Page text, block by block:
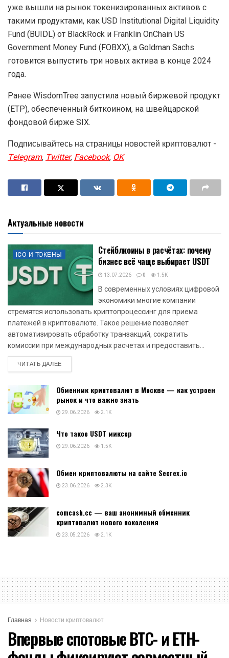
уже вышли на рынок токенизированных активов с
такими продуктами, как USD Institutional Digital Liquidity
Fund (BUIDL) от BlackRock и Franklin OnChain US
Government Money Fund (FOBXX), а Goldman Sachs
готовится выпустить три новых актива в конце 2024
года.
Ранее WisdomTree запустила новый биржевой продукт
(ETP), обеспеченный биткоином, на швейцарской
фондовой бирже SIX.
Подписывайтесь на страницы новостей криптовалют -
Telegram,Twitter,Facebook,OK
Актуальные новости
ICO И ТОКЕНЫ
Стейблкоины в расчётах: почему
бизнес всё чаще выбирает USDT
13.07.2026 0 1.5K
В современных условиях цифровой
экономики многие компании
стремятся использовать криптопроцессинг для приема
платежей в криптовалюте. Такое решение позволяет
автоматизировать обработку транзакций, сократить
комиссии при международных расчетах и предоставить...
ЧИТАТЬ ДАЛЕЕDETAILS
Обменник криптовалют в Москве — как устроен
рынок и что важно знать
29.06.2026 2.1K
Что такое USDT миксер
29.06.2026 1.5K
Обмен криптовалюты на сайте Secrex.io
23.06.2026 2.3K
comcash.cc — ваш анонимный обменник
криптовалют нового поколения
23.05.2026 2.1K
Главная Новости криптовалют
Впервые спотовые BTC- и ETH-